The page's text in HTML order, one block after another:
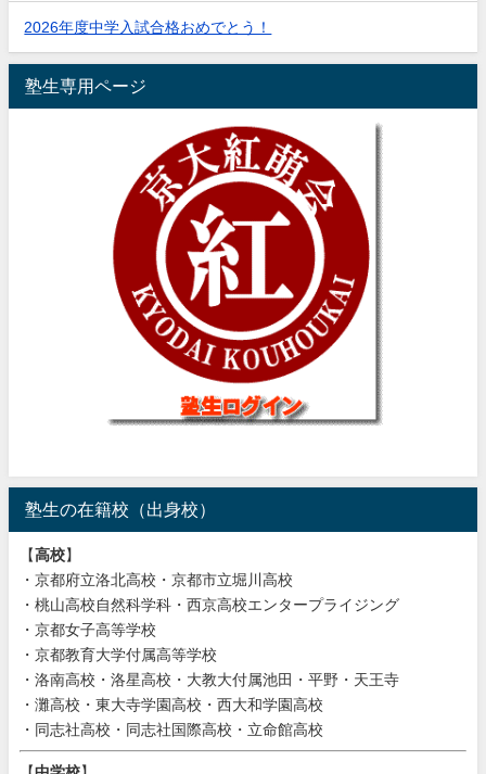
2026年度中学入試合格おめでとう！
塾生専用ページ
塾生の在籍校（出身校）
【高校】
・京都府立洛北高校・京都市立堀川高校
・桃山高校自然科学科・西京高校エンタープライジング
・京都女子高等学校
・京都教育大学付属高等学校
・洛南高校・洛星高校・大教大付属池田・平野・天王寺
・灘高校・東大寺学園高校・西大和学園高校
・同志社高校・同志社国際高校・立命館高校